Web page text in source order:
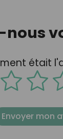
nous
était
Envoyer mon